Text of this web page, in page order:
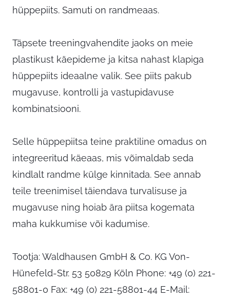
hüppepiits. Samuti on randmeaas.
Täpsete treeningvahendite jaoks on meie
plastikust käepideme ja kitsa nahast klapiga
hüppepiits ideaalne valik. See piits pakub
mugavuse, kontrolli ja vastupidavuse
kombinatsiooni.
Selle hüppepiitsa teine praktiline omadus on
integreeritud käeaas, mis võimaldab seda
kindlalt randme külge kinnitada. See annab
teile treenimisel täiendava turvalisuse ja
mugavuse ning hoiab ära piitsa kogemata
maha kukkumise või kadumise.
Tootja: Waldhausen GmbH & Co. KG Von-
Hünefeld-Str. 53 50829 Köln Phone: +49 (0) 221-
58801-0 Fax: +49 (0) 221-58801-44 E-Mail: